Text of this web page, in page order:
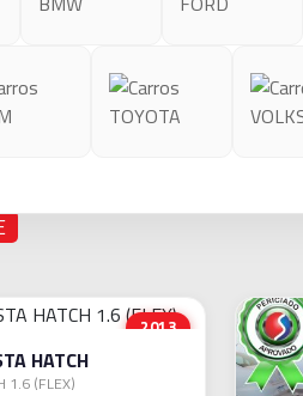
2013
HATCH
1.6 (FLEX)